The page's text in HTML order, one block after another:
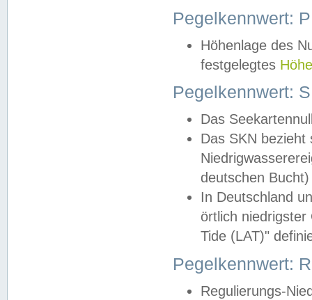
Pegelkennwert:
Höhenlage des
festgelegtes
Pegelkennwert:
Das
Das SKN
deutschen
In Deutschland
örtlich
Tide (LAT)"
Pegelkennwert:
Regulierungs-